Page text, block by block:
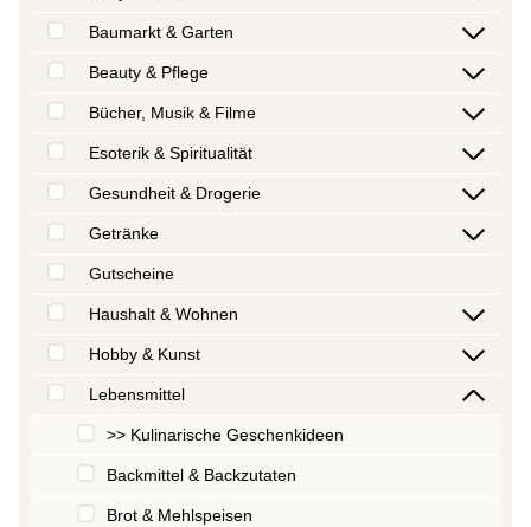
Baumarkt & Garten
Beauty & Pflege
Bücher, Musik & Filme
Esoterik & Spiritualität
Gesundheit & Drogerie
Getränke
Gutscheine
Haushalt & Wohnen
Hobby & Kunst
Lebensmittel
>> Kulinarische Geschenkideen
Backmittel & Backzutaten
Brot & Mehlspeisen